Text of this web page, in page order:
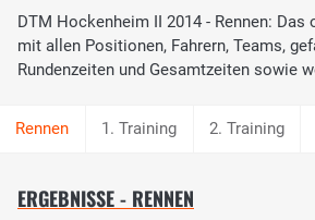
DTM Hockenheim II 2014 - Rennen: Das
mit allen Positionen, Fahrern, Teams,
Rundenzeiten und Gesamtzeiten sowie
1. Training 2. Training
ERGEBNISSE - RENNEN